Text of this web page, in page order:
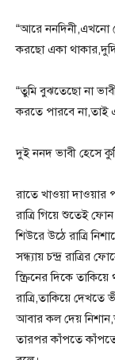
“আরে ননদিনী,এখনো
করছো একা
“তুমি বুঝতেছো না
করতে পারবে না,তাই
দুই ননদ ভাবী হেসে
রাতে খাওয়া
রাত্রি গিয়ে শুতেই
শিউরে উঠে রাত্রি
সন্ধ্যায় চন্দ্র রাত্রির
স্ক্রিনের দিকে
রাত্রি,তাকিয়ে
আবার কল দেয়
তারপর কাঁপতে